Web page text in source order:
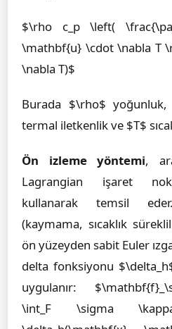
$\rho c_p \left(
\mathbf{u} \cdot \nabla T
\nabla T)$
Burada $\rho$ yoğunluk,
termal iletkenlik ve $T$
Ön izleme yöntemi,
Lagrangian işaret
kullanarak temsil
(kaymama, sıcaklık
ön yüzeyden sabit Euler
delta fonksiyonu
uygulanır:
\int_F \sigma